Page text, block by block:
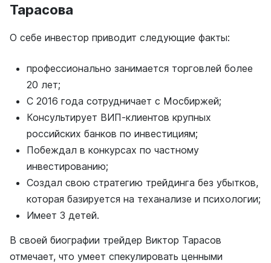
Тарасова
О себе инвестор приводит следующие факты:
профессионально занимается торговлей более
20 лет;
С 2016 года сотрудничает с Мосбиржей;
Консультирует ВИП-клиентов крупных
российских банков по инвестициям;
Побеждал в конкурсах по частному
инвестированию;
Создал свою стратегию трейдинга без убытков,
которая базируется на теханализе и психологии;
Имеет 3 детей.
В своей биографии трейдер Виктор Тарасов
отмечает, что умеет спекулировать ценными